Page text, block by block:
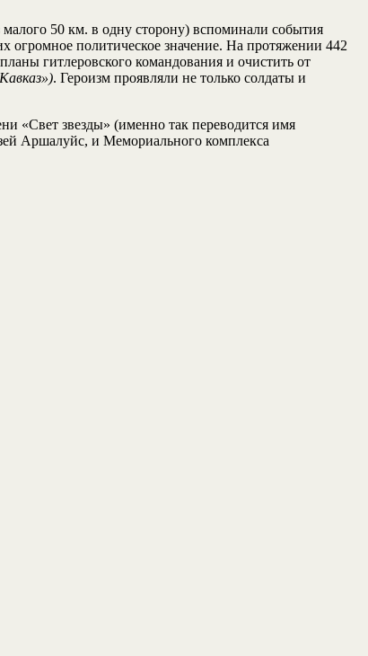
50 км. в одну сторону) вспоминали события
политическое значение. На протяжении 442
гитлеровского командования и очистить от
. Героизм проявляли не только солдаты и
«Свет звезды» (именно так переводится имя
Аршалуйс, и Мемориального комплекса